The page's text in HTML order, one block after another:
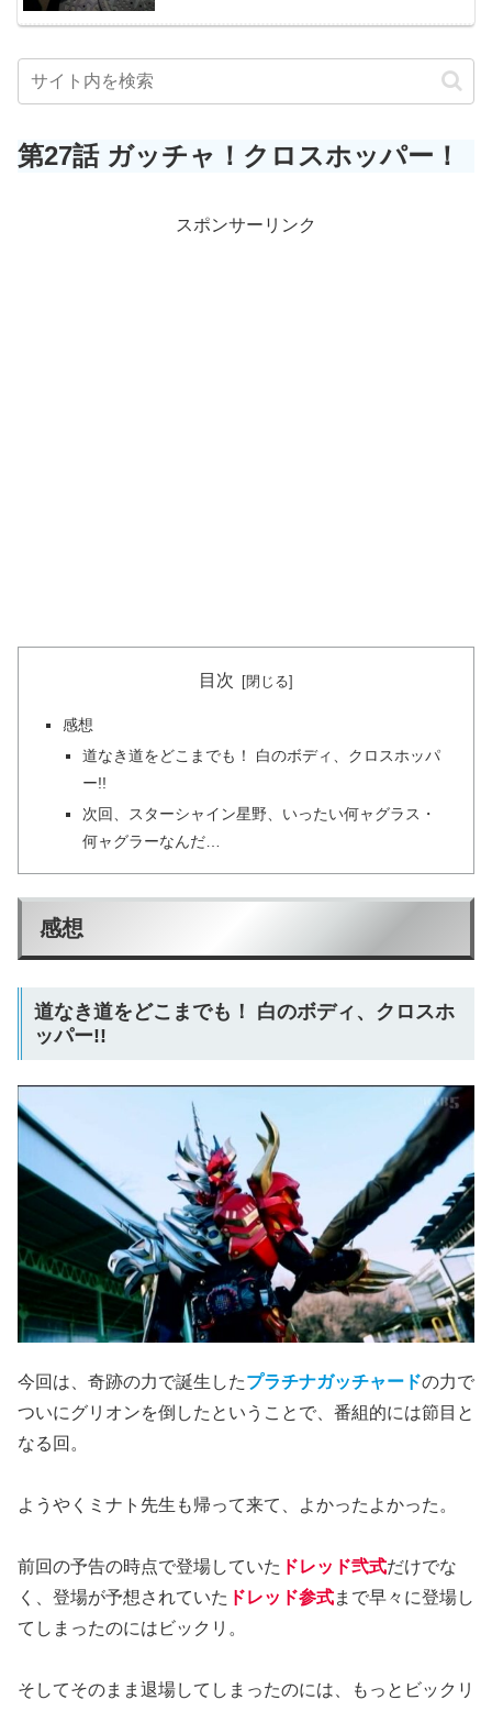
第27話 ガッチャ！クロスホッパー！
スポンサーリンク
目次
感想
道なき道をどこまでも！ 白のボディ、クロスホッパ
ー!!
次回、スターシャイン星野、いったい何ャグラス・
何ャグラーなんだ…
感想
道なき道をどこまでも！ 白のボディ、クロスホ
ッパー!!
今回は、奇跡の力で誕生したプラチナガッチャードの力で
ついにグリオンを倒したということで、番組的には節目と
なる回。
ようやくミナト先生も帰って来て、よかったよかった。
前回の予告の時点で登場していた ドレッド弐式だけでな
く、登場が予想されていた ドレッド参式まで早々に登場し
てしまったのにはビックリ。
そしてそのまま退場してしまったのには、もっとビックリ